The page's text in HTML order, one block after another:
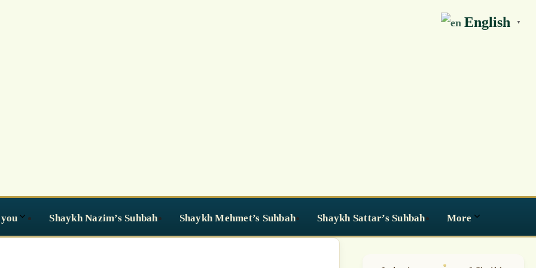
Shaykh Nazim’s Suhbah Shaykh Mehmet’s Suhbah Shaykh Sattar’s Suhbah More
English ▼